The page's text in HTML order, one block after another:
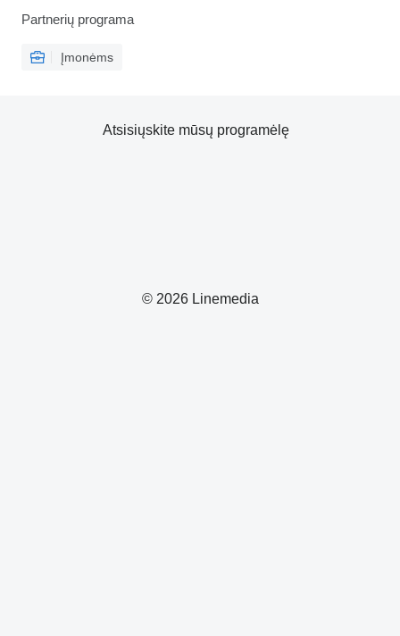
Partnerių programa
Įmonėms
© 2026 Linemedia
Atsisiųskite mūsų programėlę